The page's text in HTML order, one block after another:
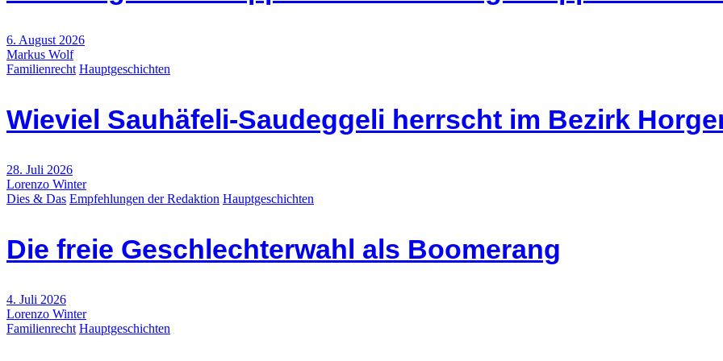
6. August 2026
Markus Wolf
Familienrecht Hauptgeschichten
Wieviel Sauhäfeli-Saudeggeli herrscht im Bezirk
28. Juli 2026
Lorenzo Winter
Dies & Das Empfehlungen der Redaktion Hauptgeschichten
Die freie Geschlechterwahl als Boomerang
4. Juli 2026
Lorenzo Winter
Familienrecht Hauptgeschichten